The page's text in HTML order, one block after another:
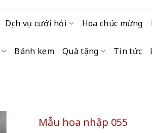
Dịch vụ cưới hỏi Hoa chúc mừng
Bánh kem Quà tặng Tin tức
Mẫu hoa nhập 055